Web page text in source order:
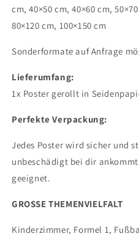
cm, 40×50 cm, 40×60 cm,
80×120 cm, 100×150 cm
Sonderformate auf Anfrage
Lieferumfang:
1x Poster gerollt in
Perfekte Verpackung:
Jedes Poster wird sicher und
unbeschädigt bei dir
geeignet.
GROSSE THEMENVIELFALT
Kinderzimmer, Formel 1,